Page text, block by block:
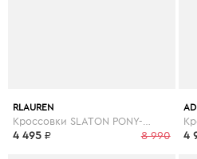
RLAUREN
8 990
4 495 ₽ 4